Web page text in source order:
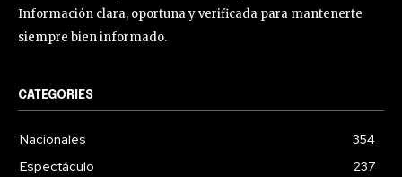
Información clara, oportuna y verificada para mantenerte
siempre bien informado.
CATEGORIES
Nacionales
354
Espectáculo
237